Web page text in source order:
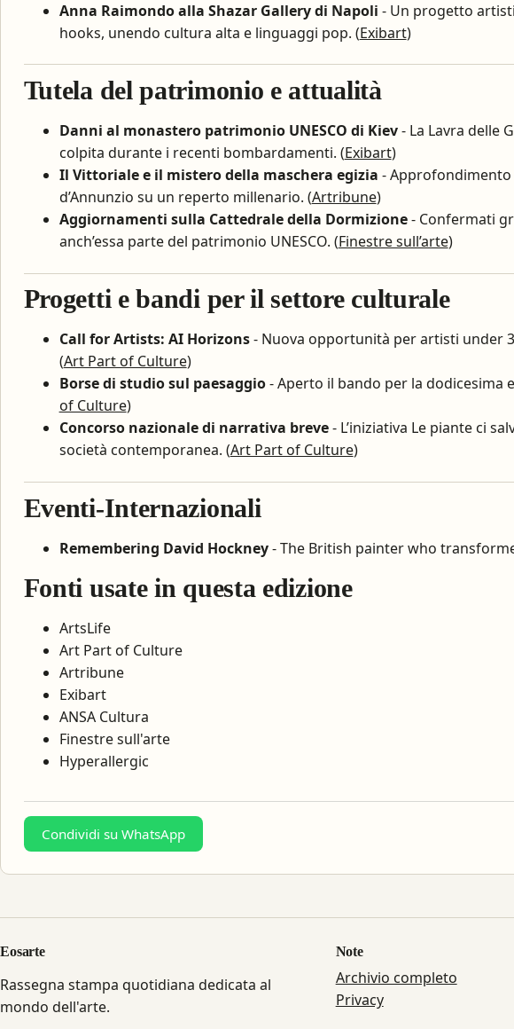
Anna Raimondo alla Shazar Gallery di Napoli - Un progetto
hooks, unendo cultura alta e linguaggi pop. (Exibart)
Tutela del patrimonio e attualità
Danni al monastero patrimonio UNESCO di Kiev- La Lavra delle
colpita durante i recenti bombardamenti. (Exibart)
Il Vittoriale e il mistero della maschera egizia - Approfondimento
d’Annunzio su un reperto millenario. (Artribune)
Aggiornamenti sulla Cattedrale della Dormizione- Confermati
anch’essa parte del patrimonio UNESCO. (Finestre sull’arte)
Progetti e bandi per il settore culturale
Call for Artists: AI Horizons- Nuova opportunità per artisti under
(Art Part of Culture)
Borse di studio sul paesaggio- Aperto il bando per la dodicesima
of Culture)
Concorso nazionale di narrativa breve- L’iniziativa Le piante ci
società contemporanea. (Art Part of Culture)
Eventi-Internazionali
Remembering David Hockney- The British painter who
Fonti usate in questa edizione
ArtsLife
Art Part of Culture
Artribune
Exibart
ANSA Cultura
Finestre sull'arte
Hyperallergic
Condividi su WhatsApp
Eosarte
Rassegna stampa quotidiana dedicata al
mondo dell'arte.
Note
Archivio completo
Privacy